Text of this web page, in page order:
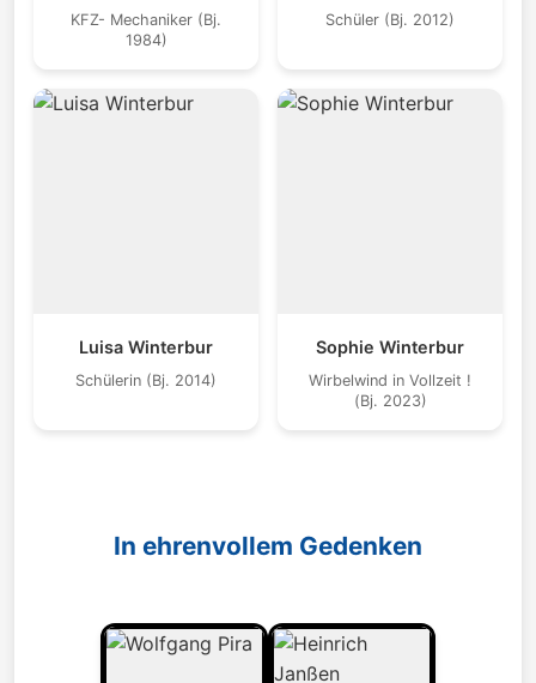
KFZ- Mechaniker (Bj.
1984)
Schüler (Bj. 2012)
Luisa Winterbur
Schülerin (Bj. 2014)
Sophie Winterbur
Wirbelwind in Vollzeit !
(Bj. 2023)
In ehrenvollem Gedenken